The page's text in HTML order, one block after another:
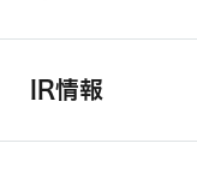
IR情報